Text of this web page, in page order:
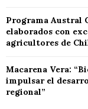
Programa Austral
elaborados con
agricultores de
Macarena Vera:
impulsar el
regional”